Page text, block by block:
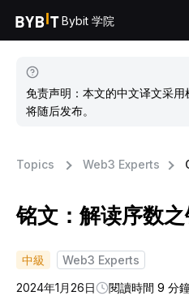
Bybit 学院
免责声明：本文的中文译文采
将随后发布。
Topics Web3 Experts
铭文：解读序数之
中級
Web3 Experts
2024年1月26日
閱讀時間 9 分